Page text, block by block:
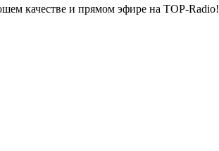
качестве и прямом эфире на TOP-Radio!